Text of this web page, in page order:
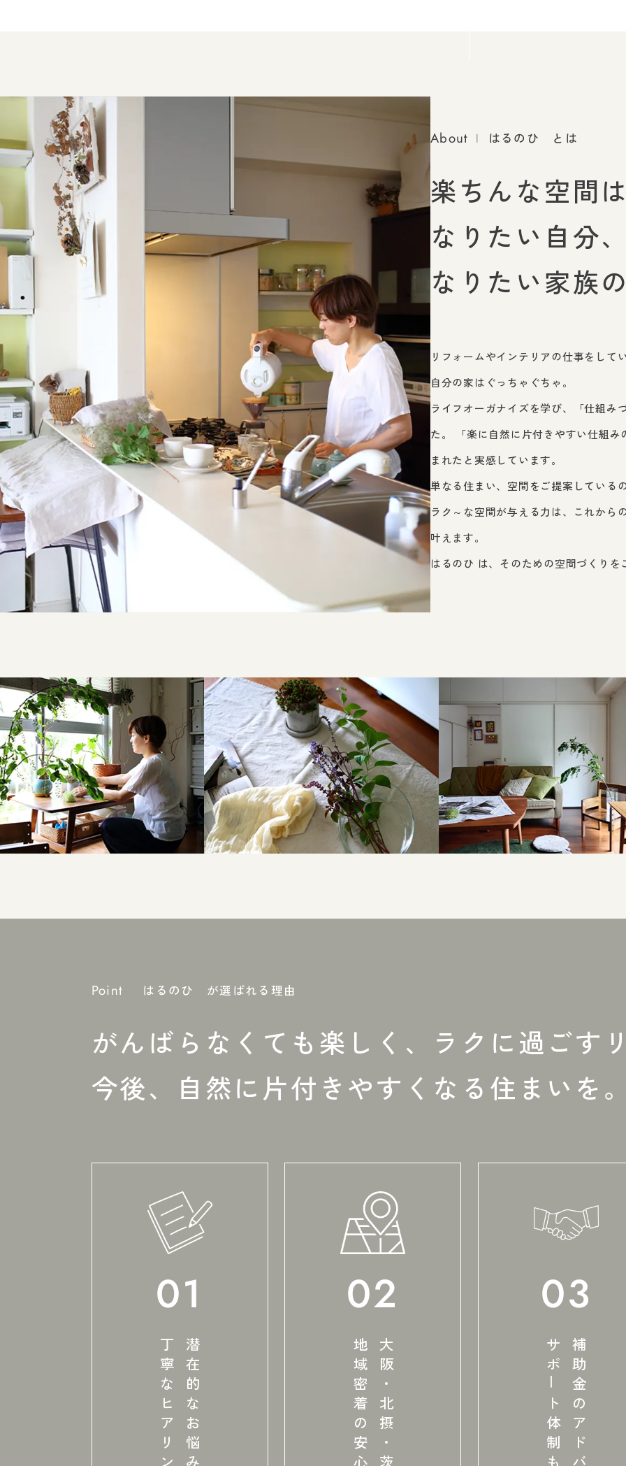
About | はるのひ とは
楽ちんな空間
なりたい自分
なりたい家族
リフォームやインテリアの仕事をして
自分の家はぐっちゃぐちゃ。
ライフオーガナイズを学び、「仕組み
た。 「楽に自然に片付きやすい仕組
まれたと実感しています。
単なる住まい、空間をご提案している
ラク～な空間が与える力は、これから
叶えます。
はるのひ は、そのための空間づくりを
Point はるのひ が選ばれる理由
がんばらなくても楽しく、
ラクに過ごす
今後、自然に片付きやすくなる住まいを
01
丁寧なヒアリング
02
地域密着の安心感
03
サポ
ー